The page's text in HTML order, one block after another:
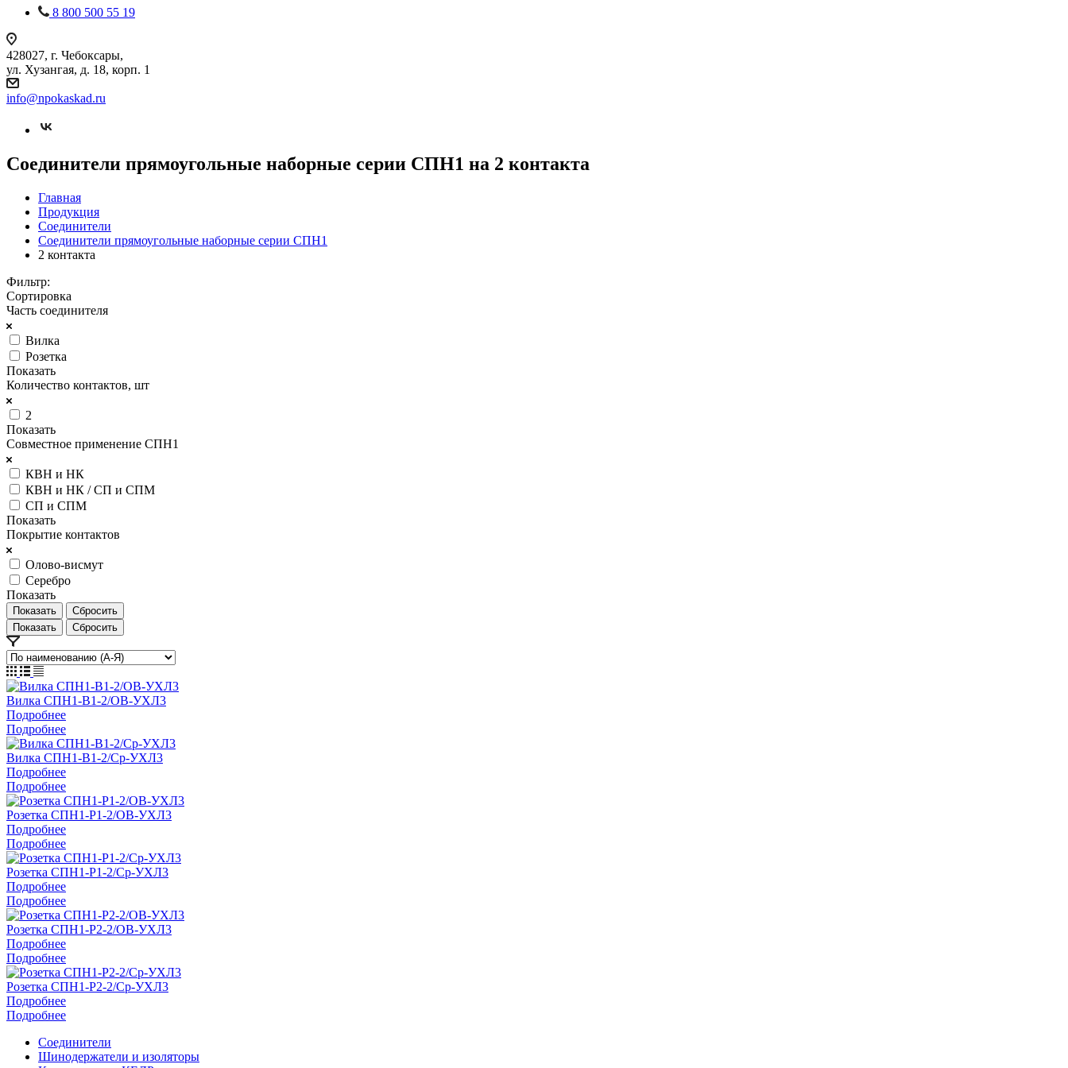
8 800 500 55 19
428027, г. Чебоксары,
ул. Хузангая, д. 18, корп. 1
info@npokaskad.ru
Соединители прямоугольные наборные серии СПН1 на 2 контакта
Главная
Продукция
Соединители
Соединители прямоугольные наборные серии СПН1
2 контакта
Фильтр:
Сортировка
Часть соединителя
Вилка
Розетка
Показать
Количество контактов, шт
2
Показать
Совместное применение СПН1
КВН и НК
КВН и НК / СП и СПМ
СП и СПМ
Показать
Покрытие контактов
Олово-висмут
Серебро
Показать
Сбросить
Сбросить
Вилка СПН1-В1-2/ОВ-УХЛ3
Подробнее
Подробнее
Вилка СПН1-В1-2/Ср-УХЛ3
Подробнее
Подробнее
Розетка СПН1-Р1-2/ОВ-УХЛ3
Подробнее
Подробнее
Розетка СПН1-Р1-2/Ср-УХЛ3
Подробнее
Подробнее
Розетка СПН1-Р2-2/ОВ-УХЛ3
Подробнее
Подробнее
Розетка СПН1-Р2-2/Ср-УХЛ3
Подробнее
Подробнее
Соединители
Шинодержатели и изоляторы